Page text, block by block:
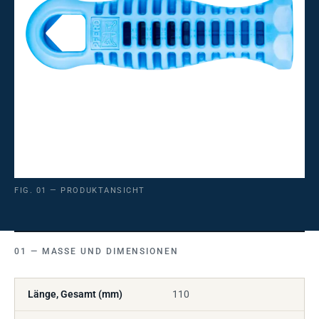
FIG. 01 — PRODUKTANSICHT
MASSE UND DIMENSIONEN
Länge, Gesamt (mm) 110